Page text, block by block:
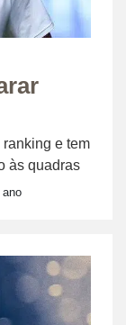
e tem
às quadras